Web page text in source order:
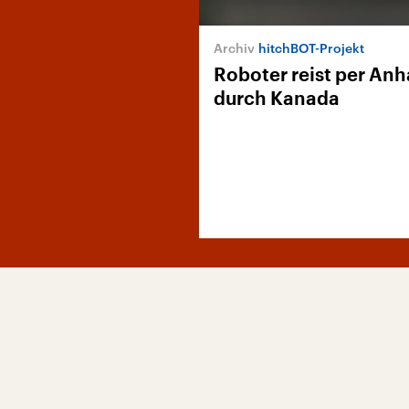
hitchBOT-Projekt
Roboter reist per
durch Kanada